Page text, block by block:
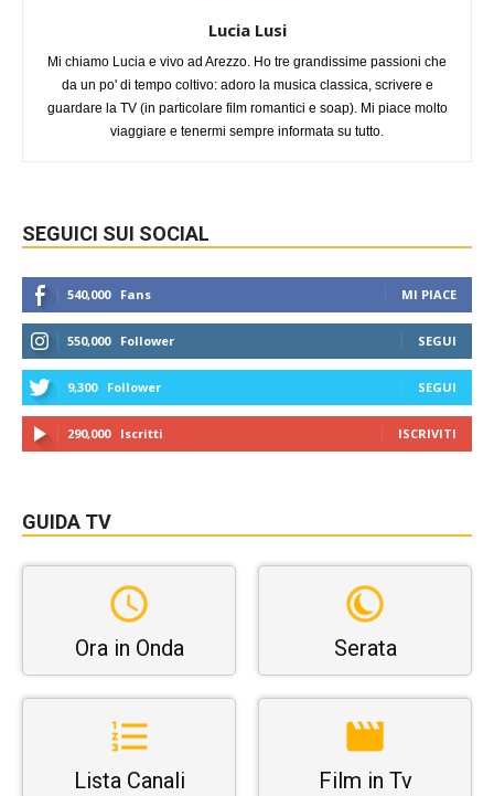
Lucia Lusi
Mi chiamo Lucia e vivo ad Arezzo. Ho tre grandissime passioni che
da un po' di tempo coltivo: adoro la musica classica, scrivere e
guardare la TV (in particolare film romantici e soap). Mi piace molto
viaggiare e tenermi sempre informata su tutto.
SEGUICI SUI SOCIAL
540,000 Fans MI PIACE
550,000 Follower SEGUI
9,300 Follower SEGUI
290,000 Iscritti ISCRIVITI
GUIDA TV
Ora in Onda Serata
Lista Canali Film in Tv